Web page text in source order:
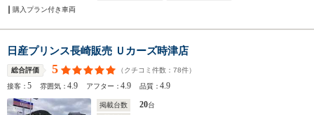
購入プラン付き車両
日産プリンス長崎販売 Ｕカーズ時津店
総合評価 5 （クチコミ件数： 78件）
接客：5 雰囲気：4.9 アフター：4.9 品質：4.9
掲載台数 20台